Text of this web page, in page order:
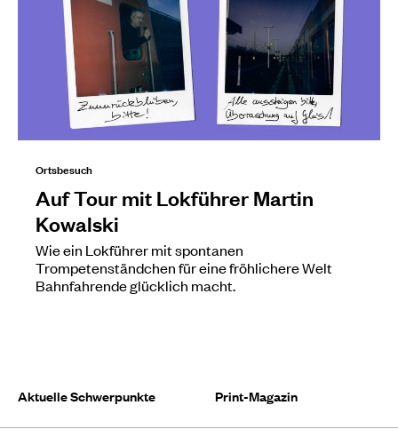
Ortsbesuch
Auf Tour mit Lokführer Martin
Kowalski
Wie ein Lokführer mit spontanen
Trompetenständchen für eine fröhlichere Welt
Bahnfahrende glücklich macht.
Aktuelle Schwerpunkte Print-Magazin